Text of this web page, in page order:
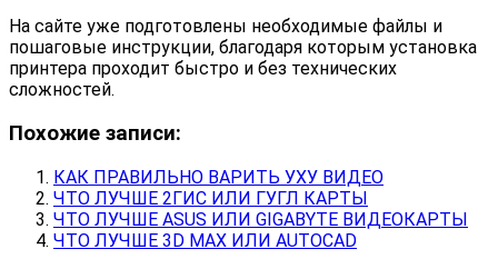
На сайте уже подготовлены необходимые файлы и
пошаговые инструкции, благодаря которым установка
принтера проходит быстро и без технических
сложностей.
Похожие записи:
КАК ПРАВИЛЬНО ВАРИТЬ УХУ ВИДЕО
ЧТО ЛУЧШЕ 2ГИС ИЛИ ГУГЛ КАРТЫ
ЧТО ЛУЧШЕ ASUS ИЛИ GIGABYTE ВИДЕОКАРТЫ
ЧТО ЛУЧШЕ 3D MAX ИЛИ AUTOCAD